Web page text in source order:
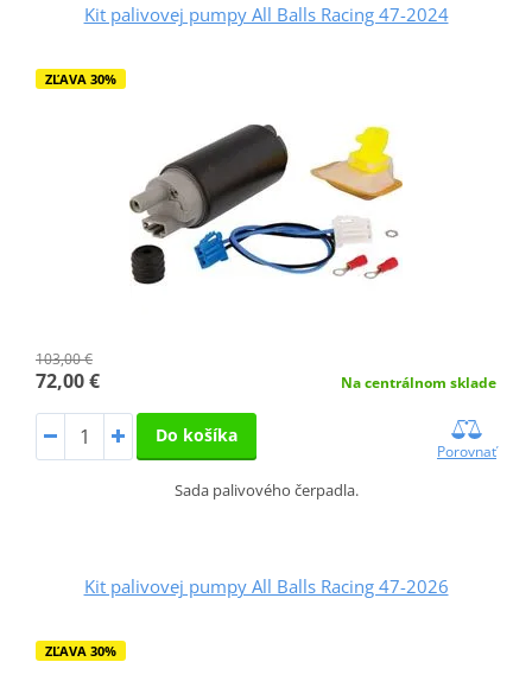
Kit palivovej pumpy All Balls Racing 47-2024
ZĽAVA 30%
103,00 €
72,00 € Na centrálnom sklade
Do košíka
Porovnať
Sada palivového čerpadla.
Kit palivovej pumpy All Balls Racing 47-2026
ZĽAVA 30%